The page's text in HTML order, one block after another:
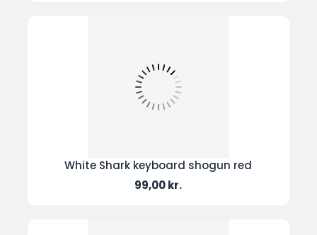
White Shark keyboard shogun red
Pris
99,00 kr.